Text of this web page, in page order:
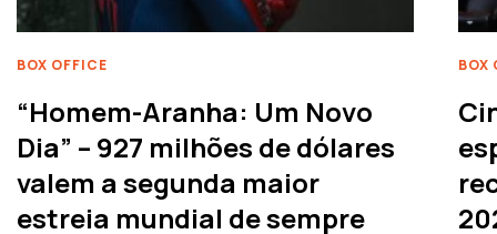
BOX OFFICE
“Homem-Aranha: Um Novo
Dia” – 927 milhões de dólares
valem a segunda maior
estreia mundial de sempre
BOX